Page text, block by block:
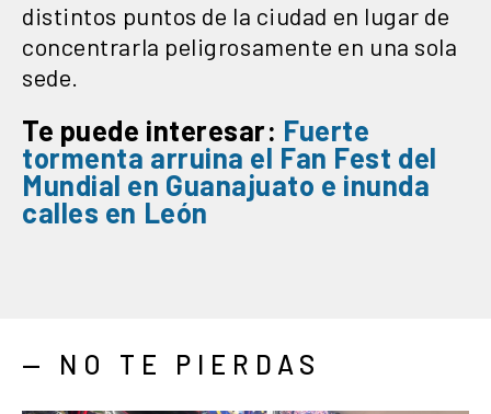
distintos puntos de la ciudad en lugar de
concentrarla peligrosamente en una sola
sede.
Te puede interesar: Fuerte
tormenta arruina el Fan Fest del
Mundial en Guanajuato e inunda
calles en León
— NO TE PIERDAS